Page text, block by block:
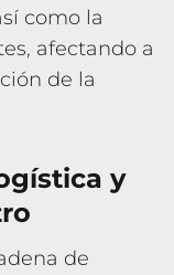
como la
afectando a
de la
y
de